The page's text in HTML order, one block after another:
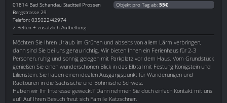
01814 Bad Schandau Stadtteil Prossen
Bergstrasse 29
Telefon: 035022/42974
2 Betten + zusätzlich Aufbettung
Objekt pro Tag ab: 55€
Möchten Sie Ihren Urlaub im Grünen und abseits von allem Lärm verbringen,
dann sind Sie bei uns genau richtig. Wir bieten Ihnen ein Ferienhaus für 2-3
Personen, ruhig und sonnig gelegen mit Parkplatz vor dem Haus. Vom Grundstück
genießen Sie einen wunderschönen Blick in das Elbtal mit Festung Königstein und
Lilienstein. Sie haben einen idealen Ausgangspunkt für Wanderungen und
Radtouren in die Sächsische und Böhmische Schweiz.
Haben wir Ihr Interesse geweckt? Dann nehmen Sie doch einfach Kontakt mit uns
auf! Auf Ihren Besuch freut sich Familie Katzschner.